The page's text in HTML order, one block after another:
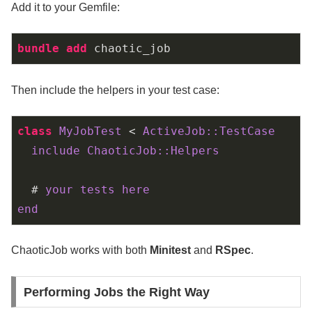
Add it to your Gemfile:
bundle add chaotic_job
Then include the helpers in your test case:
class MyJobTest < ActiveJob:: TestCase
include
ChaoticJob:: Helpers
  #
your tests
here
end
ChaoticJob works with both Minitest and RSpec.
Performing Jobs the Right Way